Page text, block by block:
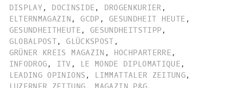
DISPLAY, DOCINSIDE , DROGENKURIER ,
ELTERNMAGAZIN , GCDP , GESUNDHEIT HEUTE ,
GESUNDHEITHEUTE , GESUNDHEITSTIPP,
GLOBALPOST, GLÜCKSPOST ,
GRÜNER KREIS MAGAZIN , HOCHPARTERRE ,
INFODROG, ITV , LE MONDE DIPLOMATIQUE ,
LEADING OPINIONS , LIMMATTALER ZEITUNG,